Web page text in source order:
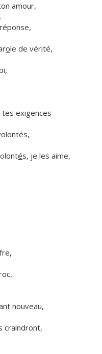
amour,
ole de vérité,
tes exigences
és, je les aime,
nouveau,
craindront,